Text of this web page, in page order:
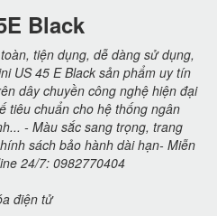
Black
tiện dụng, dễ dàng sử dụng,
US 45 E Black sản phẩm uy tín
dây chuyền công nghệ hiện đại
tiêu chuẩn cho hệ thống ngân
- Màu sắc sang trọng, trang
sách bảo hành dài hạn- Miễn
24/7: 0982770404